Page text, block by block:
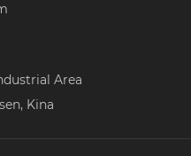
Area
Kina